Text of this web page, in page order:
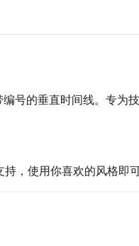
号的垂直时间线。专为
持，使用你喜欢的风格即可